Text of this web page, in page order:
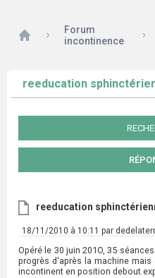
Accueil
Forum
incontinence
reeducation
reeducation
18/11/2010 à 10:11 par
Opéré le 30 juin 201O, 35
progrès d'après la machine
incontinent en position